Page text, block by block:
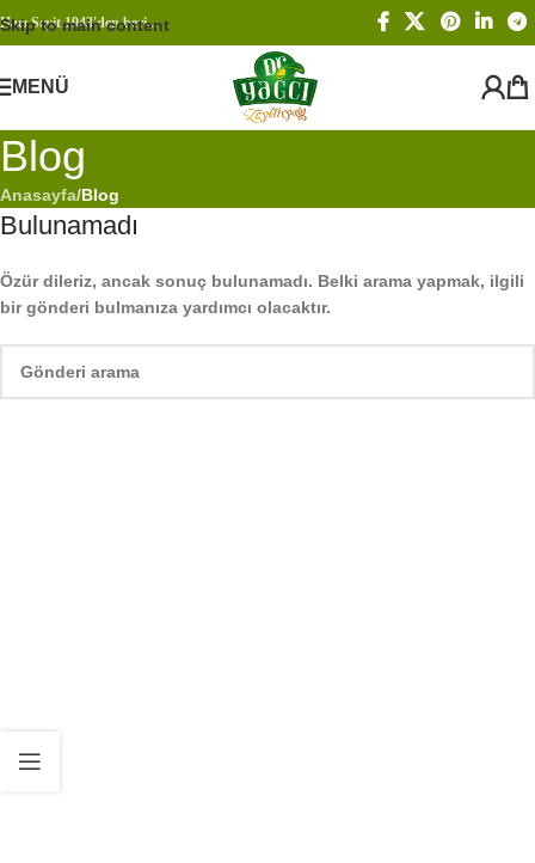
Skip to main content
Hacı Seyit 1943'den beri...
MENÜ
Blog
Anasayfa/Blog
Bulunamadı
Özür dileriz, ancak sonuç bulunamadı. Belki arama yapmak, ilgili
bir gönderi bulmanıza yardımcı olacaktır.